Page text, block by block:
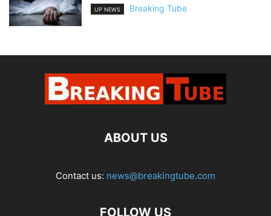
UP NEWS Breaking Tube
ABOUT US
Contact us: news@breakingtube.com
FOLLOW US